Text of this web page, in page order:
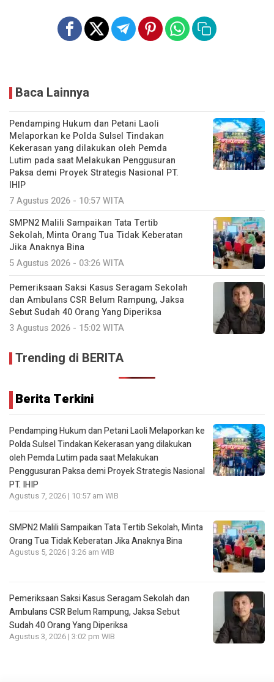
Baca Lainnya
Pendamping Hukum dan Petani Laoli
Melaporkan ke Polda Sulsel Tindakan
Kekerasan yang dilakukan oleh Pemda
Lutim pada saat Melakukan Penggusuran
Paksa demi Proyek Strategis Nasional PT.
IHIP
7 Agustus 2026 - 10:57 WITA
SMPN2 Malili Sampaikan Tata Tertib
Sekolah, Minta Orang Tua Tidak Keberatan
Jika Anaknya Bina
5 Agustus 2026 - 03:26 WITA
Pemeriksaan Saksi Kasus Seragam Sekolah
dan Ambulans CSR Belum Rampung, Jaksa
Sebut Sudah 40 Orang Yang Diperiksa
3 Agustus 2026 - 15:02 WITA
Trending di BERITA
Berita Terkini
Pendamping Hukum dan Petani Laoli Melaporkan ke
Polda Sulsel Tindakan Kekerasan yang dilakukan
oleh Pemda Lutim pada saat Melakukan
Penggusuran Paksa demi Proyek Strategis Nasional
PT. IHIP
Agustus 7, 2026 | 10:57 am WIB
SMPN2 Malili Sampaikan Tata Tertib Sekolah, Minta
Orang Tua Tidak Keberatan Jika Anaknya Bina
Agustus 5, 2026 | 3:26 am WIB
Pemeriksaan Saksi Kasus Seragam Sekolah dan
Ambulans CSR Belum Rampung, Jaksa Sebut
Sudah 40 Orang Yang Diperiksa
Agustus 3, 2026 | 3:02 pm WIB